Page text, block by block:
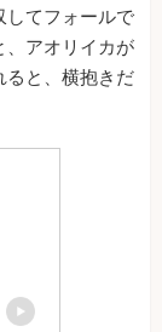
してフォールで
、アオリイカが
ると、横抱きだ